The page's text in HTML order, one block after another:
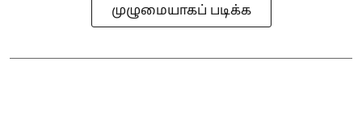
முழுமையாகப் படிக்க